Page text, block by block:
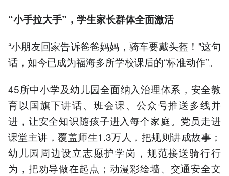
“小手拉大手” ，学生家长群体全面激活
“小朋友回家告诉爸爸妈妈，骑车要戴头盔！”这句
话，如今已成为福海多所学校课后的“标准动作”。
45所中小学及幼儿园全面纳入治理体系，安全教
育以国旗下讲话、班会课、公众号推送多线并
进，让安全知识随孩子进入每个家庭。党员走进
课堂主讲，覆盖师生1.3万人，把规则讲成故事；
幼儿园周边设立志愿护学岗，规范接送骑行行
为，把劝导做在起点；动漫彩绘墙、交通安全文